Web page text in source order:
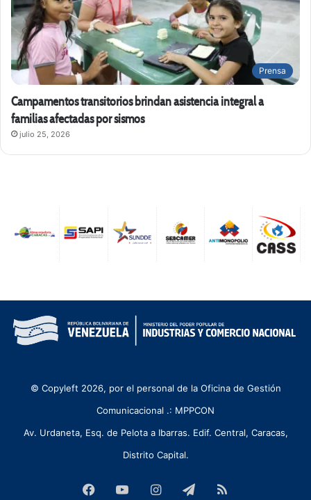
Prensa
Campamentos transitorios brindan asistencia integral a
familias afectadas por sismos
julio 25, 2026
© Copyleft 2026, por el personal de la Oficina de Gestión
Comunicacional .: MPPCON
Av. Urdaneta, Esq. de Pelota a Ibarras. Edif. Central, Caracas,
Distrito Capital.
FacebookYouTubeInstagramTelegram